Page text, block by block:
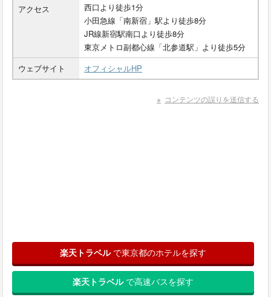
アクセス
西口より徒歩1分
小田急線「南新宿」駅より徒歩8分
JR線新宿駅南口より徒歩8分
東京メトロ副都心線「北参道駅」より徒歩5分
ウェブサイト
オフィシャルHP
コンテンツの誤りを送信する
楽天トラベルで東京都のホテルを探す
楽天トラベルで高速バスを探す